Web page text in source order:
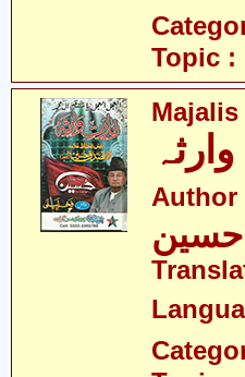
Topic :
Majalis
Author